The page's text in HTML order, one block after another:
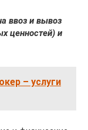
ввоз и вывоз
ценностей) и
– услуги